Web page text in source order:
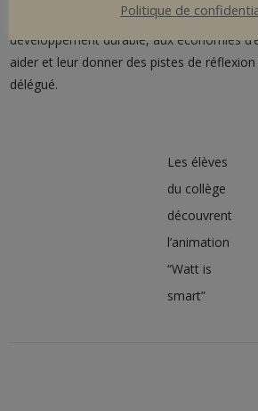
Cette activité a permis aux élèves d’être
développement durable, aux économies
aider et leur donner des pistes de réflexion
délégué.
Les élèves
du collège
découvrent
l’animation
“Watt is
smart”
Politique de